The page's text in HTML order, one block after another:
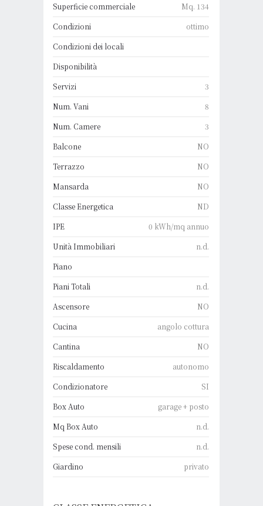
Superficie commerciale
Mq. 134
Condizioni
ottimo
Condizioni dei locali
Disponibilità
Servizi
3
Num. Vani
8
Num. Camere
3
Balcone
NO
Terrazzo
NO
Mansarda
NO
Classe Energetica
ND
IPE
0 kWh/mq annuo
Unità Immobiliari
n.d.
Piano
Piani Totali
n.d.
Ascensore
NO
Cucina
angolo cottura
Cantina
NO
Riscaldamento
autonomo
Condizionatore
SI
Box Auto
garage + posto
Mq Box Auto
n.d.
Spese cond. mensili
n.d.
Giardino
privato